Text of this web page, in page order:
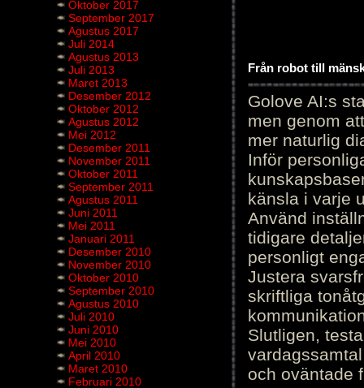
Oktober 2017
September 2017
Agustus 2017
Juli 2014
Agustus 2013
Juli 2013
Maret 2013
Desember 2012
Oktober 2012
Agustus 2012
Mei 2012
Desember 2011
November 2011
Oktober 2011
September 2011
Agustus 2011
Juni 2011
Mei 2011
Januari 2011
Desember 2010
November 2010
Oktober 2010
September 2010
Agustus 2010
Juli 2010
Juni 2010
Mei 2010
April 2010
Maret 2010
Februari 2010
Från robot till
Golove AI:s
men genom
mer naturlig
Inför
känsla i varje
Använd
tidigare
personligt
Justera
skriftliga
Slutligen,
och oväntade